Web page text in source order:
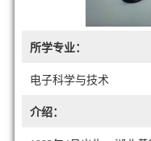
所学专业：
电子科学与技术
介绍：